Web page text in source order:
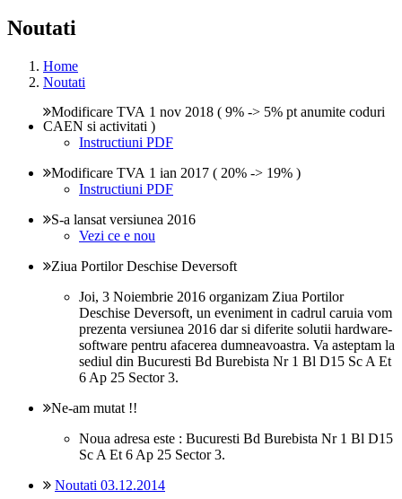
Noutati
Home
Noutati
Modificare TVA 1 nov 2018 ( 9% -> 5% pt anumite coduri
CAEN si activitati )
Instructiuni PDF
Modificare TVA 1 ian 2017 ( 20% -> 19% )
Instructiuni PDF
S-a lansat versiunea 2016
Vezi ce e nou
Ziua Portilor Deschise Deversoft
Joi, 3 Noiembrie 2016 organizam Ziua Portilor
Deschise Deversoft, un eveniment in cadrul caruia vom
prezenta versiunea 2016 dar si diferite solutii hardware-
software pentru afacerea dumneavoastra. Va asteptam la
sediul din Bucuresti Bd Burebista Nr 1 Bl D15 Sc A Et
6 Ap 25 Sector 3.
Ne-am mutat !!
Noua adresa este : Bucuresti Bd Burebista Nr 1 Bl D15
Sc A Et 6 Ap 25 Sector 3.
Noutati 03.12.2014